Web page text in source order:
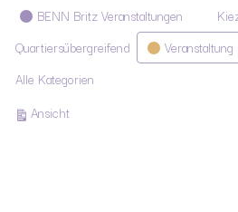
Kategorien
BENN Britz Veranstaltungen
Quartiersübergreifend
Alle Kategorien
Ansichtausdrucken